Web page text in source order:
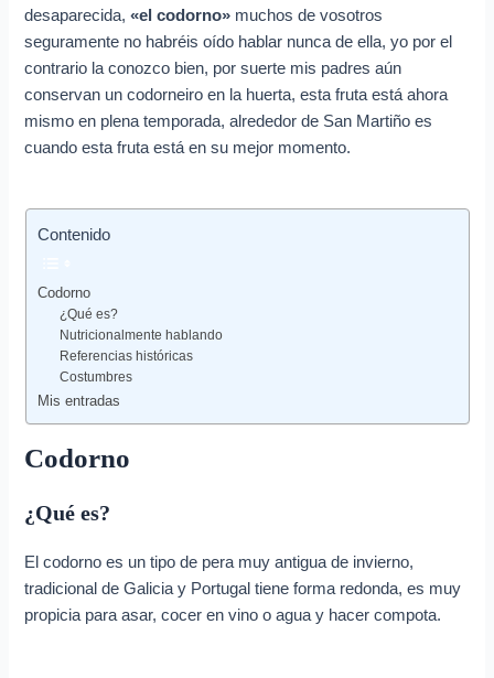
desaparecida, «el codorno» muchos de vosotros
seguramente no habréis oído hablar nunca de ella, yo por el
contrario la conozco bien, por suerte mis padres aún
conservan un codorneiro en la huerta, esta fruta está ahora
mismo en plena temporada, alrededor de San Martiño es
cuando esta fruta está en su mejor momento.
Contenido
Codorno
¿Qué es?
Nutricionalmente hablando
Referencias históricas
Costumbres
Mis entradas
Codorno
¿Qué es?
El codorno es un tipo de pera muy antigua de invierno,
tradicional de Galicia y Portugal tiene forma redonda, es muy
propicia para asar, cocer en vino o agua y hacer compota.